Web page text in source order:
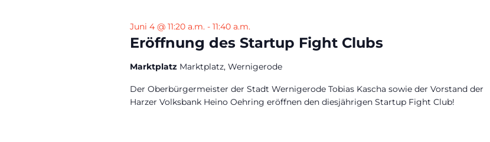
Eröffnung des Startup Fight Clubs
Juni 4 @ 11:20 a.m.- 11:40 a.m.
Marktplatz Marktplatz, Wernigerode
Der Oberbürgermeister der Stadt Wernigerode Tobias Kascha sowie der Vorstand der
Harzer Volksbank Heino Oehring eröffnen den diesjährigen Startup Fight Club!